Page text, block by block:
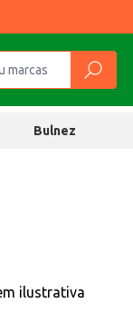
Bulnez